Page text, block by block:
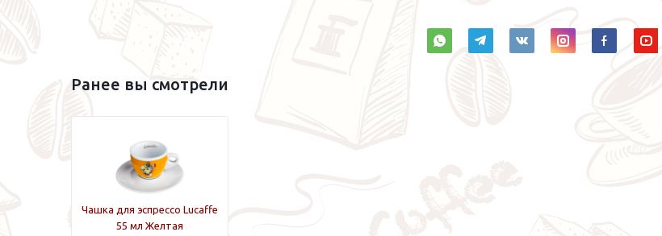
Ранее вы смотрели
Чашка для эспрессо Lucaffe
55 мл Желтая